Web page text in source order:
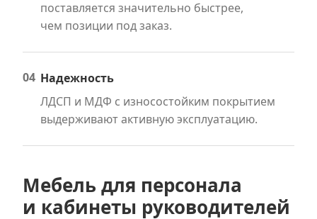
поставляется значительно быстрее,
чем позиции под заказ.
04 Надежность
ЛДСП и МДФ с износостойким покрытием
выдерживают активную эксплуатацию.
Мебель для персонала
и кабинеты руководителей